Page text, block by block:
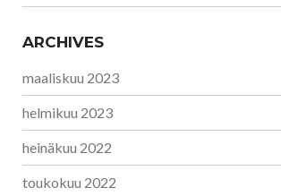
ARCHIVES
maaliskuu 2023
helmikuu 2023
heinäkuu 2022
toukokuu 2022